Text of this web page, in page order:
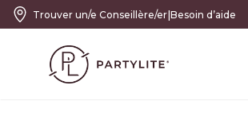
Trouver un/e Conseillère/er|Besoin d’aide